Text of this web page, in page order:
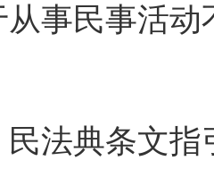
从事民事活
法典条文指